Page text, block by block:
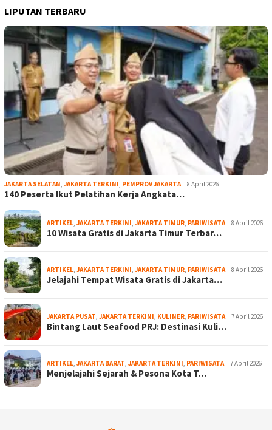
LIPUTAN TERBARU
JAKARTA SELATAN, JAKARTA TERKINI, PEMPROV JAKARTA 8 April 2026
140 Peserta Ikut Pelatihan Kerja Angkata…
ARTIKEL, JAKARTA TERKINI, JAKARTA TIMUR, PARIWISATA 8 April 2026
10 Wisata Gratis di Jakarta Timur Terbar…
ARTIKEL, JAKARTA TERKINI, JAKARTA TIMUR, PARIWISATA 8 April 2026
Jelajahi Tempat Wisata Gratis di Jakarta…
JAKARTA PUSAT, JAKARTA TERKINI, KULINER, PARIWISATA 7 April 2026
Bintang Laut Seafood PRJ: Destinasi Kuli…
ARTIKEL, JAKARTA BARAT, JAKARTA TERKINI, PARIWISATA 7 April 2026
Menjelajahi Sejarah & Pesona Kota T…